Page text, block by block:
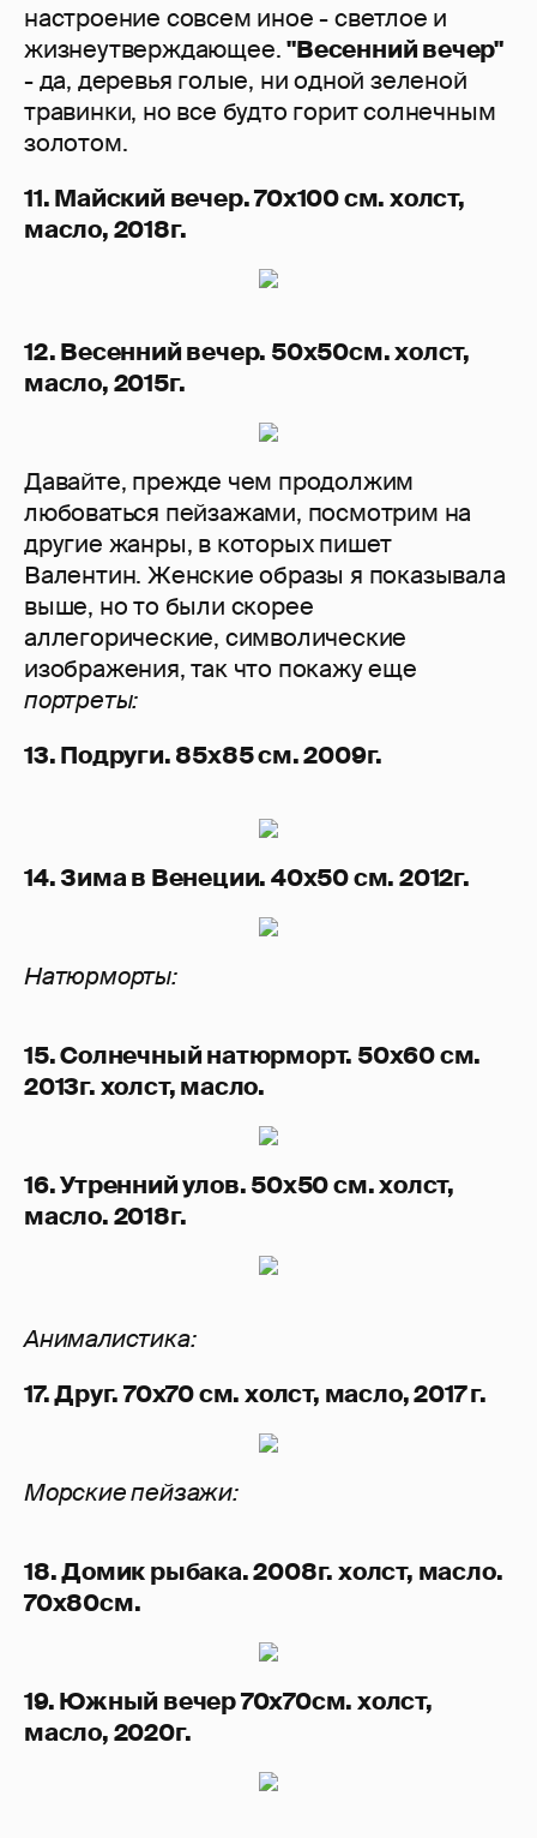
настроение совсем иное - светлое и
жизнеутверждающее."Весенний вечер"
- да, деревья голые, ни одной зеленой
травинки, но все будто горит солнечным
золотом.
11. Майский вечер. 70х100 см. холст,
масло, 2018г.
12. Весенний вечер. 50х50см. холст,
масло, 2015г.
Давайте, прежде чем продолжим
любоваться пейзажами, посмотрим на
другие жанры, в которых пишет
Валентин. Женские образы я показывала
выше, но то были скорее
аллегорические, символические
изображения, так что покажу еще
портреты:
13. Подруги. 85х85 см. 2009г.
14. Зима в Венеции. 40х50 см. 2012г.
Натюрморты:
15. Солнечный натюрморт. 50х60 см.
2013г. холст, масло.
16. Утренний улов. 50х50 см. холст,
масло. 2018г.
Анималистика:
17. Друг. 70х70 см. холст, масло, 2017 г.
Морские пейзажи:
18. Домик рыбака. 2008г. холст, масло.
70х80см.
19. Южный вечер 70х70см. холст,
масло, 2020г.